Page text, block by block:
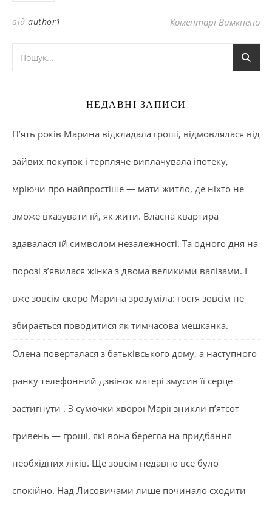
від author1 Коментарі Вимкненодо
НЕДАВНІ ЗАПИСИ
П’ять років Марина відкладала гроші, відмовлялася від
зайвих покупок і терпляче виплачувала іпотеку,
мріючи про найпростіше — мати житло, де ніхто не
зможе вказувати їй, як жити. Власна квартира
здавалася їй символом незалежності. Та одного дня на
порозі з’явилася жінка з двома великими валізами. І
вже зовсім скоро Марина зрозуміла: гостя зовсім не
збирається поводитися як тимчасова мешканка.
Олена поверталася з батьківського дому, а наступного
ранку телефонний дзвінок матері змусив її серце
застигнути . З сумочки хворої Марії зникли п’ятсот
гривень — гроші, які вона берегла на придбання
необхідних ліків. Ще зовсім недавно все було
спокійно. Над Лисовичами лише починало сходити